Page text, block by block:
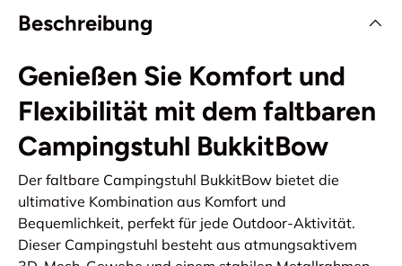
Beschreibung
Genießen Sie Komfort und
Flexibilität mit dem faltbaren
Campingstuhl BukkitBow
Der faltbare Campingstuhl BukkitBow bietet die
ultimative Kombination aus Komfort und
Bequemlichkeit, perfekt für jede Outdoor-Aktivität.
Dieser Campingstuhl besteht aus atmungsaktivem